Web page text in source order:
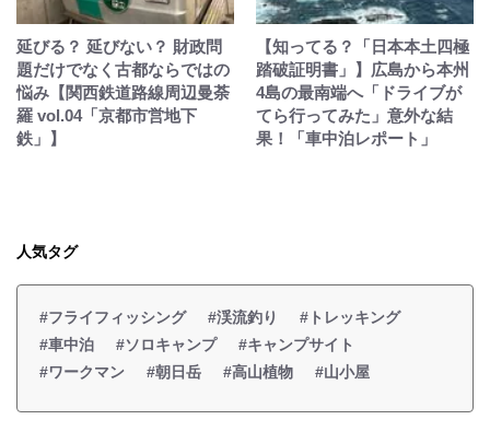
延びる？ 延びない？ 財政問
題だけでなく古都ならではの
悩み【関西鉄道路線周辺曼荼
羅 vol.04「京都市営地下
鉄」】
【知ってる？「日本本土四極
踏破証明書」】広島から本州
4島の最南端へ「ドライブが
てら行ってみた」意外な結
果！「車中泊レポート」
人気タグ
#フライフィッシング #渓流釣り
#トレッキング
#車中泊
#ソロキャンプ
#キャンプサイト
#ワークマン
#朝日岳 #高山植物 #山小屋